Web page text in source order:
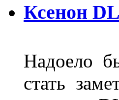
Ксенон
Надоело
стать